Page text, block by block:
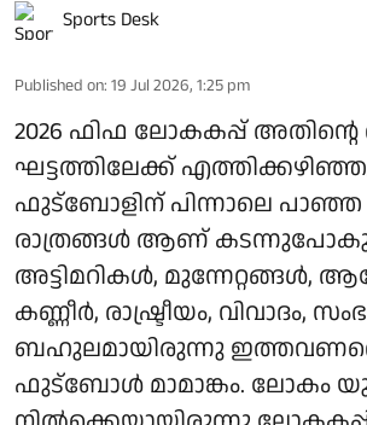
Sports Desk
Published on: 19 Jul 2026, 1:25 pm
2026 ഫിഫ ലോകകപ്പ്
ഘട്ടത്തിലേക്ക്
ഫുട്‌ബോളിന് പിന്നാലെ പാഞ്ഞ
രാത്രങ്ങള്‍ ആണ്
അട്ടിമറികള്‍,
കണ്ണീര്‍, രാഷ്ട്രീയം, വിവാദം,
ബഹുലമായിരുന്നു
ഫുട്‌ബോള്‍ മാമാങ്കം. ലോകം